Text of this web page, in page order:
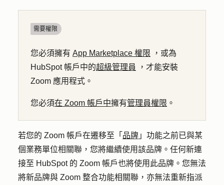
需要權限
您必須擁有 App Marketplace 權限 ，或為
HubSpot 帳戶中的超級管理員
，才能安裝
Zoom 應用程式。
您必須在 Zoom 帳戶中擁有管理員權限 。
若您的 Zoom 帳戶在遷移至「 品牌 」功能之前已與某
個業務單位相關聯，您將繼續使用該品牌。任何新連
接至 HubSpot 的 Zoom 帳戶也將使用此品牌。您無法
將新品牌與 Zoom 整合功能相關聯，亦無法重新指派